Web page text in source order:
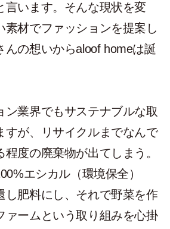
言います。そんな現状を変
素材でファッションを提案し
んの想いからaloof homeは誕
ン業界でもサステナブルな取
すが、リサイクルまでなんで
度の廃棄物が出てしまう。
エシカル（環境保全）
し肥料にし、それで野菜を作
ァームという取り組みを心掛